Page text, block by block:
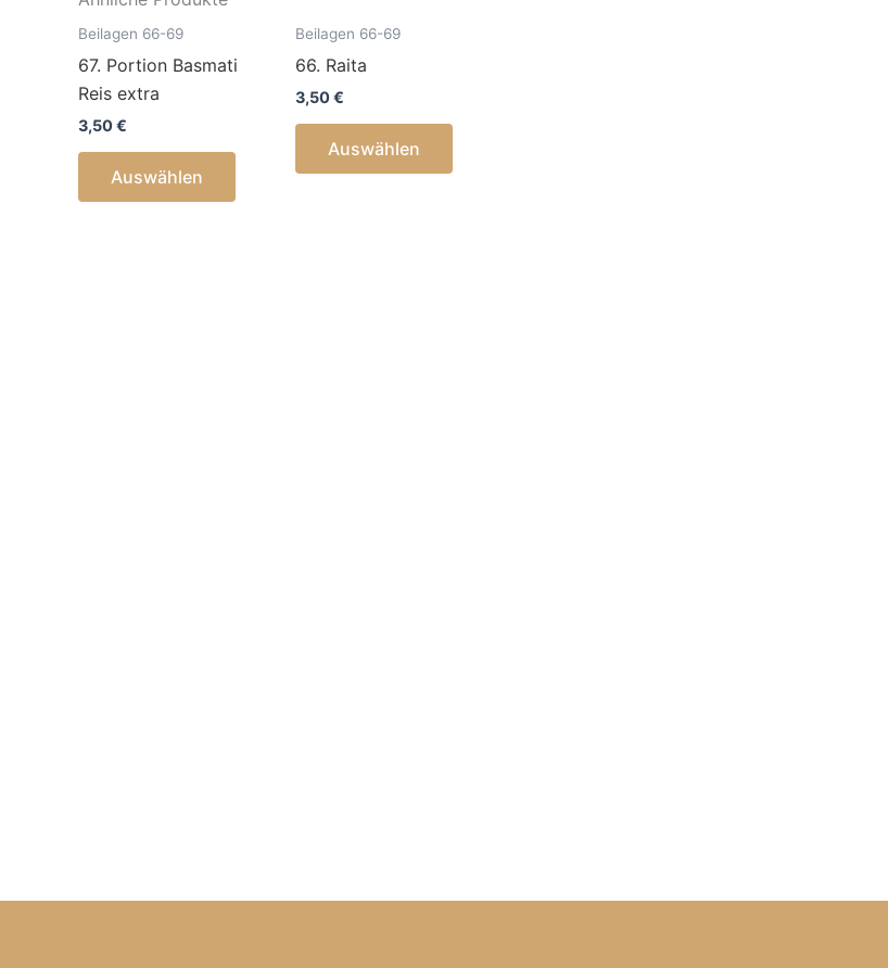
Beilagen 66-69
67. Portion Basmati
Reis extra
3,50€
Auswählen
Beilagen 66-69
66. Raita
3,50€
Auswählen